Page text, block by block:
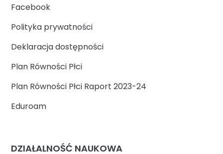
Facebook
Polityka prywatności
Deklaracja dostępności
Plan Równości Płci
Plan Równości Płci Raport 2023-24
Eduroam
DZIAŁALNOŚĆ NAUKOWA